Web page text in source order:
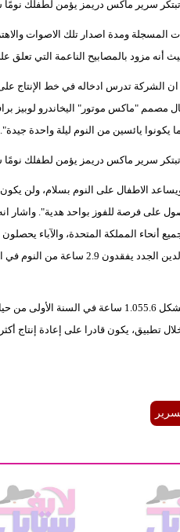
المسجلة ومدة اصدار تلك الاصوات
أنه مزود بالمصابيح الناعمة التي
الشركة تدرس ادخاله في خط الإنتاج
وقال مصمم "ماكس موتور" اليخاندرو
ما يكونوا يائسين من النوم ليلة واحدة جيدة".
الاطفال على النوم بسلام، ولن يكون
على فرصة للفوز بواحد هدية". واشار
السنة الأولى من حياة طفلهم. هذا يشير إلى
تطبيق، يكون قادرا على إعادة إنتاج